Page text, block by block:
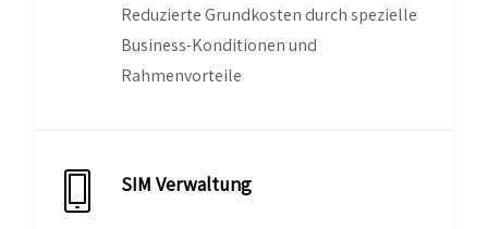
Reduzierte Grundkosten durch spezielle
Business-Konditionen und
Rahmenvorteile
SIM Verwaltung